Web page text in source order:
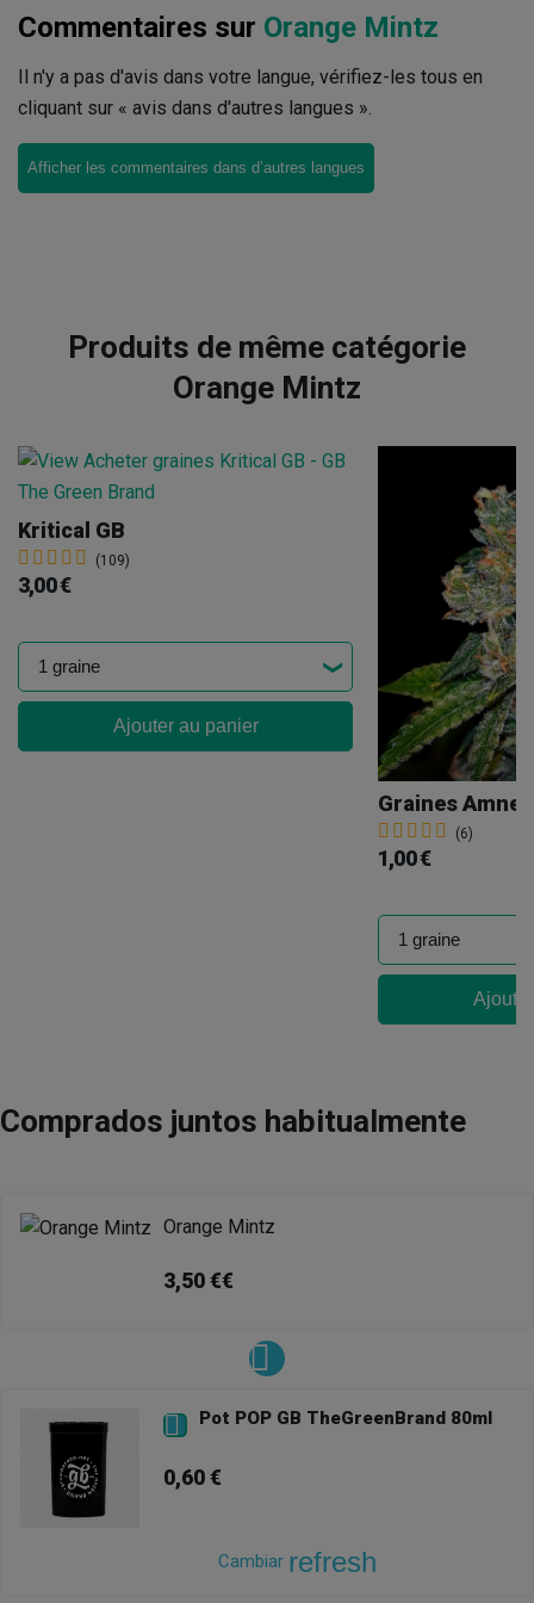
Commentaires sur Orange Mintz
Il n'y a pas d'avis dans votre langue, vérifiez-les tous en
cliquant sur « avis dans d'autres langues ».
Afficher les commentaires dans d’autres langues
Produits de même catégorie
Orange Mintz
Kritical GB
(109)
3,00 €
Ajouter au panier
Graines
(6)
1,00 €
Comprados juntos habitualmente
Orange Mintz
3,50 €€
 Pot POP GB TheGreenBrand 80ml
0,60 €
Cambiar refresh